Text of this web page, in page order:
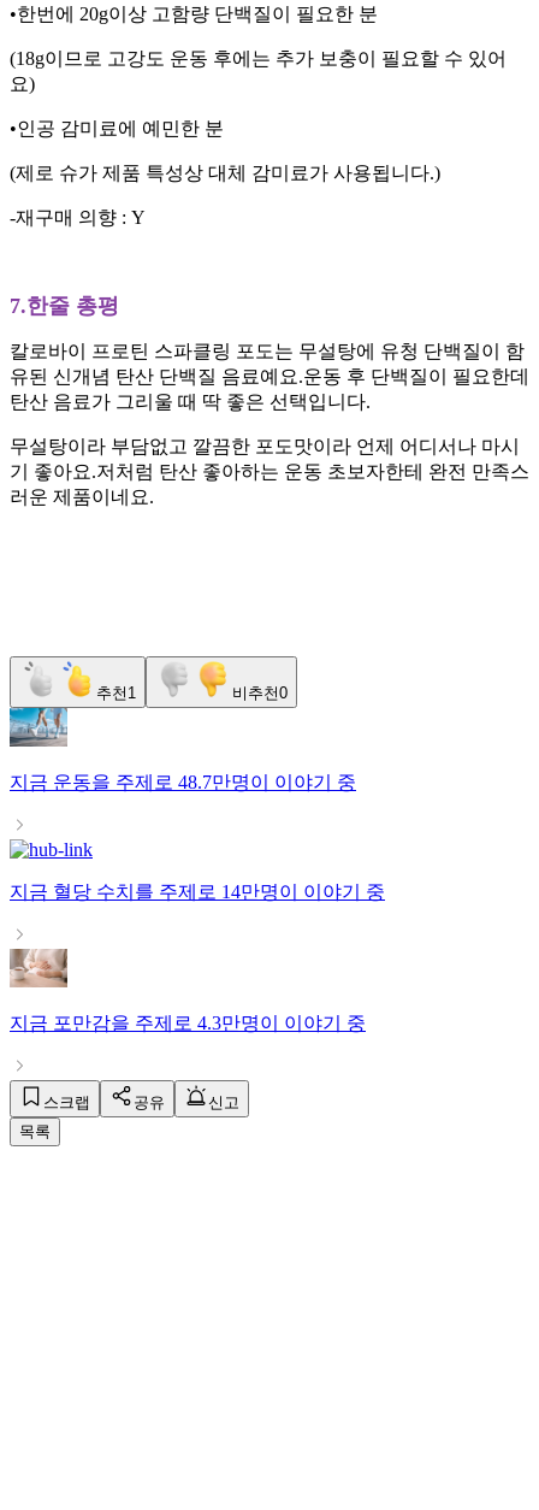
•한번에 20g이상 고함량 단백질이 필요한 분
(18g이므로 고강도 운동 후에는 추가 보충이 필요할 수 있어
요)
•인공 감미료에 예민한 분
(제로 슈가 제품 특성상 대체 감미료가 사용됩니다.)
-재구매 의향 : Y
7.한줄 총평
칼로바이 프로틴 스파클링 포도는 무설탕에 유청 단백질이 함
유된 신개념 탄산 단백질 음료예요.운동 후 단백질이 필요한데
탄산 음료가 그리울 때 딱 좋은 선택입니다.
무설탕이라 부담없고 깔끔한 포도맛이라 언제 어디서나 마시
기 좋아요.저처럼 탄산 좋아하는 운동 초보자한테 완전 만족스
러운 제품이네요.
추천 1 비추천0
지금 운동을 주제로 48.7만명이 이야기 중
지금 혈당 수치 를 주제로 14만명이 이야기 중
지금 포만감을 주제로 4.3만명이 이야기 중
스크랩 공유
신고
목록